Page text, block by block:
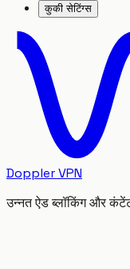
कुकी सेटिंग्स
Doppler VPN
उन्नत ऐड ब्लॉकिंग और